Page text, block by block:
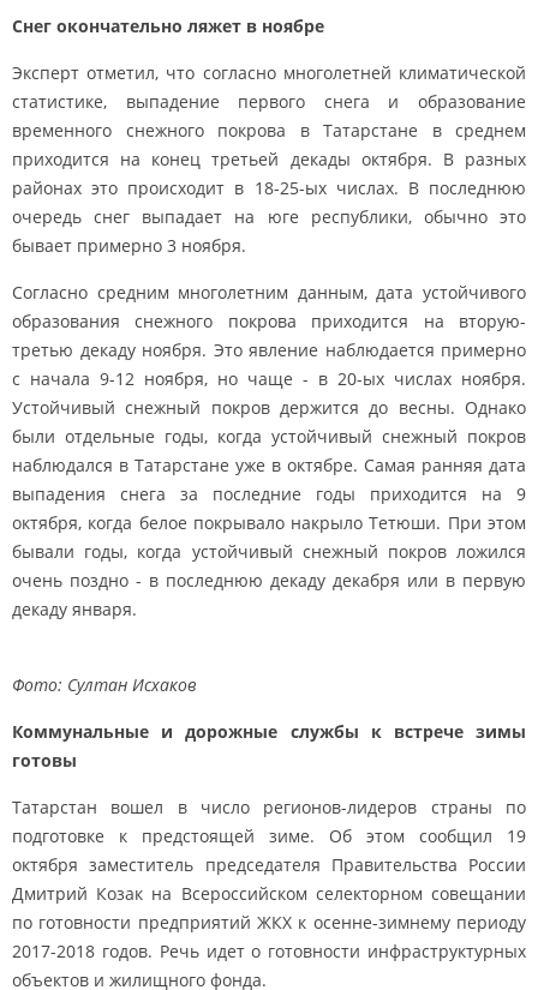
Снег окончательно ляжет в ноябре
Эксперт отметил, что согласно многолетней климатической
статистике, выпадение первого снега и образование
временного снежного покрова в Татарстане в среднем
приходится на конец третьей декады октября. В разных
районах это происходит в 18-25-ых числах. В последнюю
очередь снег выпадает на юге республики, обычно это
бывает примерно 3 ноября.
Согласно средним многолетним данным, дата устойчивого
образования снежного покрова приходится на вторую-
третью декаду ноября. Это явление наблюдается примерно
с начала 9-12 ноября, но чаще - в 20-ых числах ноября.
Устойчивый снежный покров держится до весны. Однако
были отдельные годы, когда устойчивый снежный покров
наблюдался в Татарстане уже в октябре. Самая ранняя дата
выпадения снега за последние годы приходится на 9
октября, когда белое покрывало накрыло Тетюши. При этом
бывали годы, когда устойчивый снежный покров ложился
очень поздно - в последнюю декаду декабря или в первую
декаду января.
Фото: Султан Исхаков
Коммунальные и дорожные службы к встрече зимы
готовы
Татарстан вошел в число регионов-лидеров страны по
подготовке к предстоящей зиме. Об этом сообщил 19
октября заместитель председателя Правительства России
Дмитрий Козак на Всероссийском селекторном совещании
по готовности предприятий ЖКХ к осенне-зимнему периоду
2017-2018 годов. Речь идет о готовности инфраструктурных
объектов и жилищного фонда.